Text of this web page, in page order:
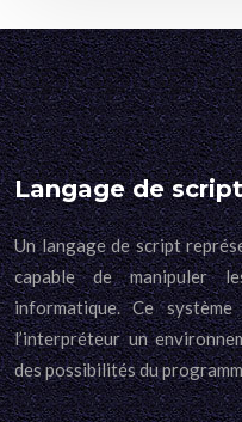
Langage de script
Un langage de script
capable de manipuler
informatique. Ce
l’interpréteur un
des possibilités du